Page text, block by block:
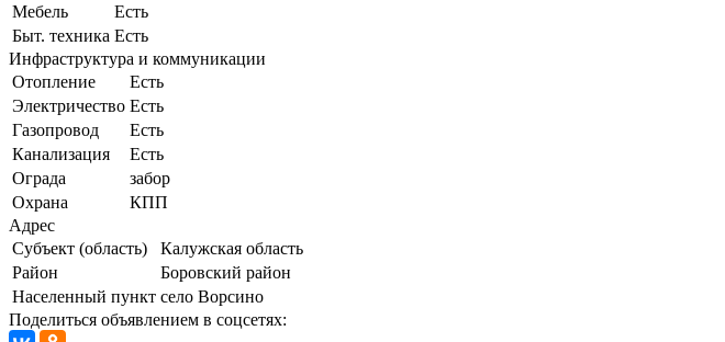
Мебель
Есть
Быт. техника Есть
Инфраструктура и коммуникации
Отопление
Есть
Электричество Есть
Газопровод
Есть
Канализация
Есть
Ограда
забор
Охрана
КПП
Адрес
Субъект (область)
Калужская область
Район
Боровский район
Населенный пункт село Ворсино
Поделиться объявлением в соцсетях: